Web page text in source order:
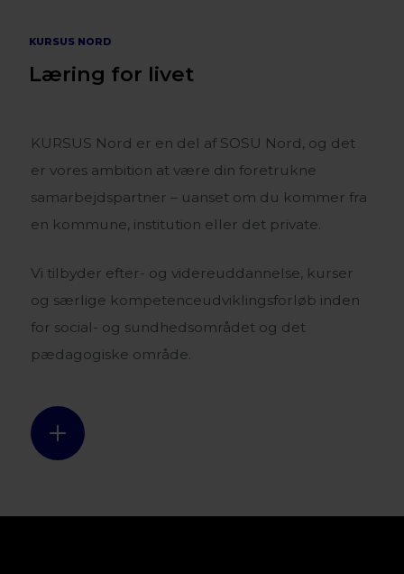
KURSUS NORD
Læring for livet
KURSUS Nord er en del af SOSU Nord, og det
er vores ambition at være din foretrukne
samarbejdspartner – uanset om du kommer fra
en kommune, institution eller det private.
Vi tilbyder efter- og videreuddannelse, kurser
og særlige kompetenceudviklingsforløb inden
for social- og sundhedsområdet og det
pædagogiske område.